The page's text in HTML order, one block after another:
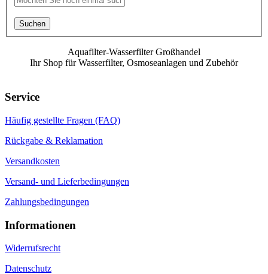
Suchen
Aquafilter-Wasserfilter Großhandel
Ihr Shop für Wasserfilter, Osmoseanlagen und Zubehör
Service
Häufig gestellte Fragen (FAQ)
Rückgabe & Reklamation
Versandkosten
Versand- und Lieferbedingungen
Zahlungsbedingungen
Informationen
Widerrufsrecht
Datenschutz